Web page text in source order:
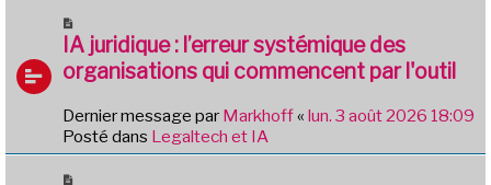
s
a
e
o
u
v
a
u
IA juridique : l’erreur systémique des
organisations qui commencent par l'outil
Dernier message par Markhoff« lun. 3 août 2026 18:09
Posté dans Legaltech et IA